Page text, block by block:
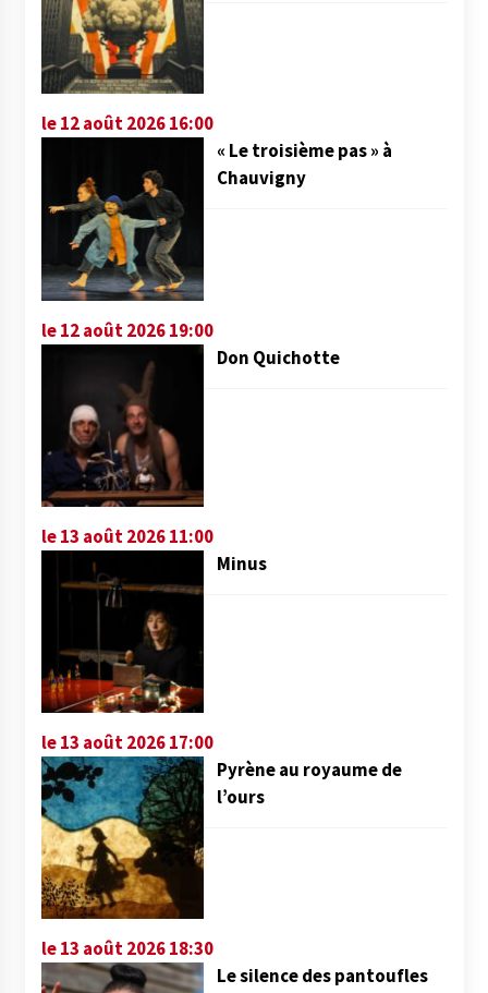
le 12 août 2026 16:00
« Le troisième pas » à
Chauvigny
le 12 août 2026 19:00
Don Quichotte
le 13 août 2026 11:00
Minus
le 13 août 2026 17:00
Pyrène au royaume de
l’ours
le 13 août 2026 18:30
Le silence des pantoufles